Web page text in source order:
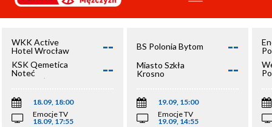
WKK Active
Hotel Wrocław
--
KSK Qemetica
Noteć
Inowrocław
--
18.09, 18:00
Emocje TV
18.09, 17:55
BS Polonia Bytom --
Miasto Szkła
Krosno
--
19.09, 15:00
Emocje TV
19.09, 14:55